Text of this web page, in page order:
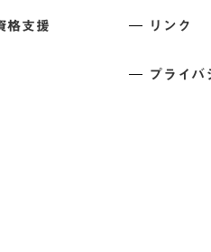
格支援 リンク
プライバ